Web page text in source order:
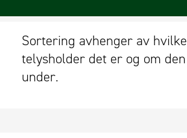
Sortering avhenger av
telysholder det er og om
under.